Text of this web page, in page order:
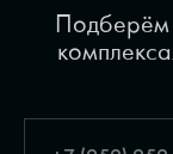
Подберём